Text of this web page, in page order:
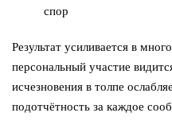
спор
Результат усиливается в
персональный участие
исчезновения в толпе
подотчётность за каждое